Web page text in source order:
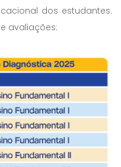
dos estudantes.
avaliações: